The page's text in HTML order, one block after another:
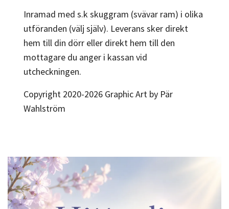
Inramad med s.k skuggram (svävar ram) i olika
utföranden (välj själv). Leverans sker direkt
hem till din dörr eller direkt hem till den
mottagare du anger i kassan vid
utcheckningen.
Copyright 2020-2026 Graphic Art by Pär
Wahlström